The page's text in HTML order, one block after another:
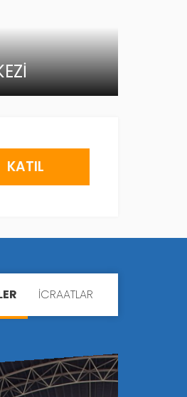
KATIL
İCRAATLAR